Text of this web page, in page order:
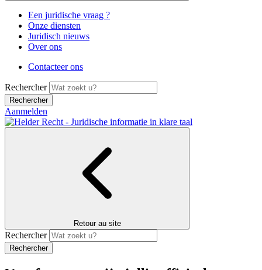
Een juridische vraag ?
Onze diensten
Juridisch nieuws
Over ons
Contacteer ons
Rechercher
Aanmelden
Retour au site
Rechercher